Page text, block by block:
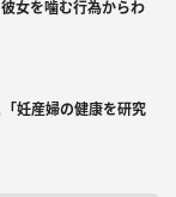
女を噛む行為からわ
妊産婦の健康を研究